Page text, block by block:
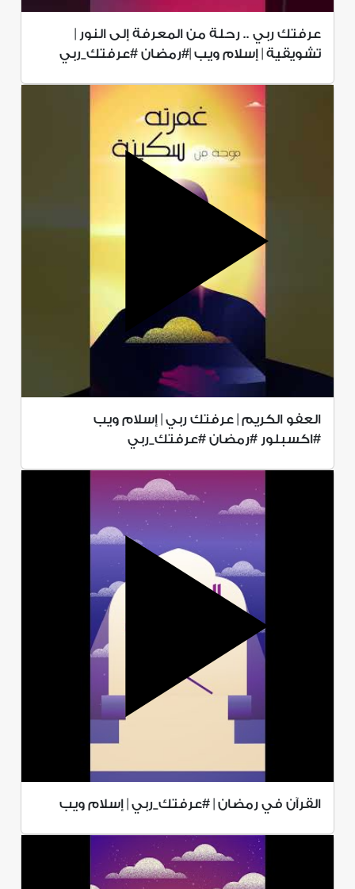
عرفتك ربي .. رحلة من المعرفة إلى النور |
تشويقية | إسلام ويب |#رمضان #عرفتك_ربي
العفو الكريم | عرفتك ربي | إسلام ويب
#اكسبلور #رمضان #عرفتك_ربي
القرآن في رمضان | #عرفتك_ربي | إسلام ويب